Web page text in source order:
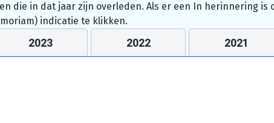
die in dat jaar zijn overleden. Als er een In herinnering is
indicatie te klikken.
2023 2022 2021